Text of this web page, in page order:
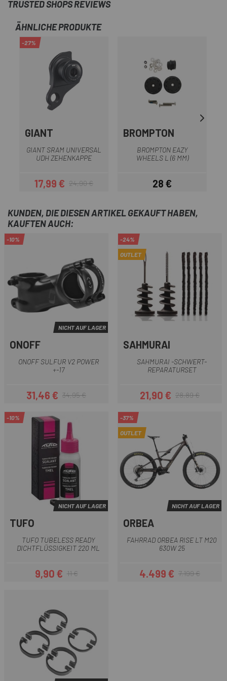
TRUSTED SHOPS REVIEWS
ÄHNLICHE PRODUKTE
-27%
GIANT
GIANT SRAM UNIVERSAL
UDH ZEHENKAPPE
Preis
17,99 €Regulärer Preis
24,90 €
BROMPTON
BROMPTON EAZY
WHEELS L (6 MM)
Preis
28 €
KUNDEN, DIE DIESEN ARTIKEL GEKAUFT HABEN,
KAUFTEN AUCH:
-10%
NICHT AUF LAGER
ONOFF
ONOFF SULFUR V2 POWER
+-17
Preis
31,46 €Regulärer Preis
34,95 €
-24%
OUTLET
SAHMURAI
SAHMURAI -SCHWERT-
REPARATURSET
Preis
21,90 €Regulärer Preis
28,89 €
-10%
NICHT AUF LAGER
TUFO
TUFO TUBELESS READY
DICHTFLÜSSIGKEIT 220 ML
Preis
9,90 €Regulärer Preis
11 €
-37%
OUTLET
NICHT AUF LAGER
ORBEA
FAHRRAD ORBEA RISE LT M20
630W 25
Preis
4.499 €Regulärer Preis
7.199 €